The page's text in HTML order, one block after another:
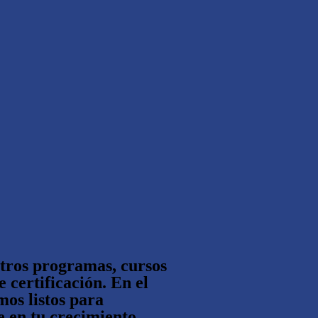
programas, cursos
certificación. En el
listos para